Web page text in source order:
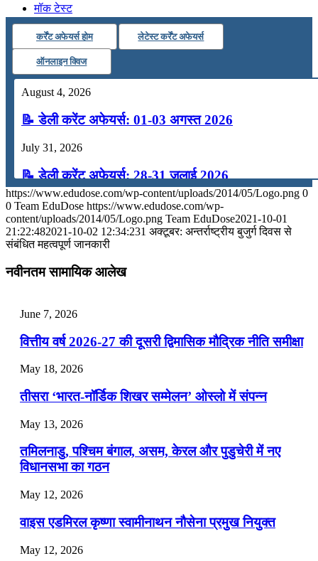
मॉक टेस्ट
टुडेज जीके
Menu Menu
कर्रेंट अफेयर्स होम लेटेस्ट कर्रेंट अफेयर्स
ऑनलाइन क्विज
August 4, 2026
📝 डेली करेंट अफेयर्स: 01-03 अगस्त 2026
July 31, 2026
📝 डेली करेंट अफेयर्स: 28-31 जुलाई 2026
July 28, 2026
📝 डेली करेंट अफेयर्स: 25-27 जुलाई 2026
July 22, 2026
📝 डेली करेंट अफेयर्स: 19-21 जुलाई 2026
July 19, 2026
📝 डेली करेंट अफेयर्स: 16-18 जुलाई 2026
July 16, 2026
📝 डेली करेंट अफेयर्स: 13-15 जुलाई 2026
https://www.edudose.com/wp-content/uploads/2014/05/Logo.png 0
0 Team EduDose https://www.edudose.com/wp-
content/uploads/2014/05/Logo.png Team EduDose2021-10-01
21:22:482021-10-02 12:34:231 अक्टूबर: अन्तर्राष्ट्रीय बुजुर्ग दिवस से
संबंधित महत्वपूर्ण जानकारी
नवीनतम सामायिक आलेख
June 7, 2026
वित्तीय वर्ष 2026-27 की दूसरी द्विमासिक मौद्रिक नीति समीक्षा
May 18, 2026
तीसरा ‘भारत-नॉर्डिक शिखर सम्मेलन’ ओस्लो में संपन्न
May 13, 2026
तमिलनाडु, पश्चिम बंगाल, असम, केरल और पुडुचेरी में नए
विधानसभा का गठन
May 12, 2026
वाइस एडमिरल कृष्णा स्वामीनाथन नौसेना प्रमुख नियुक्त
May 12, 2026